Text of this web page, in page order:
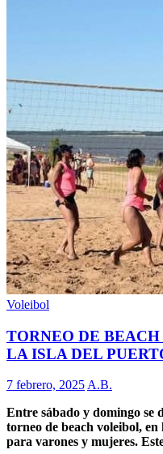
Voleibol
TORNEO DE
LA ISLA DEL
7 febrero, 2025 A.B.
Entre sábado y domingo se
torneo de beach voleibol,
para varones y mujeres.